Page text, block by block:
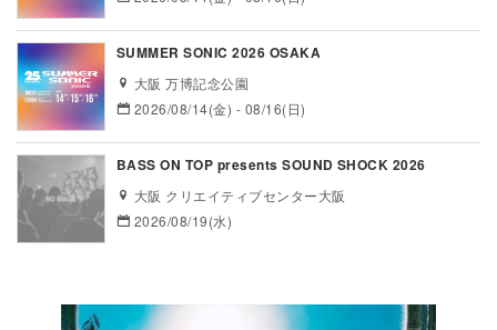
SUMMER SONIC 2026 OSAKA
大阪 万博記念公園
2026/08/14(金) - 08/16(日)
BASS ON TOP presents SOUND SHOCK 2026
大阪 クリエイティブセンター大阪
2026/08/19(水)